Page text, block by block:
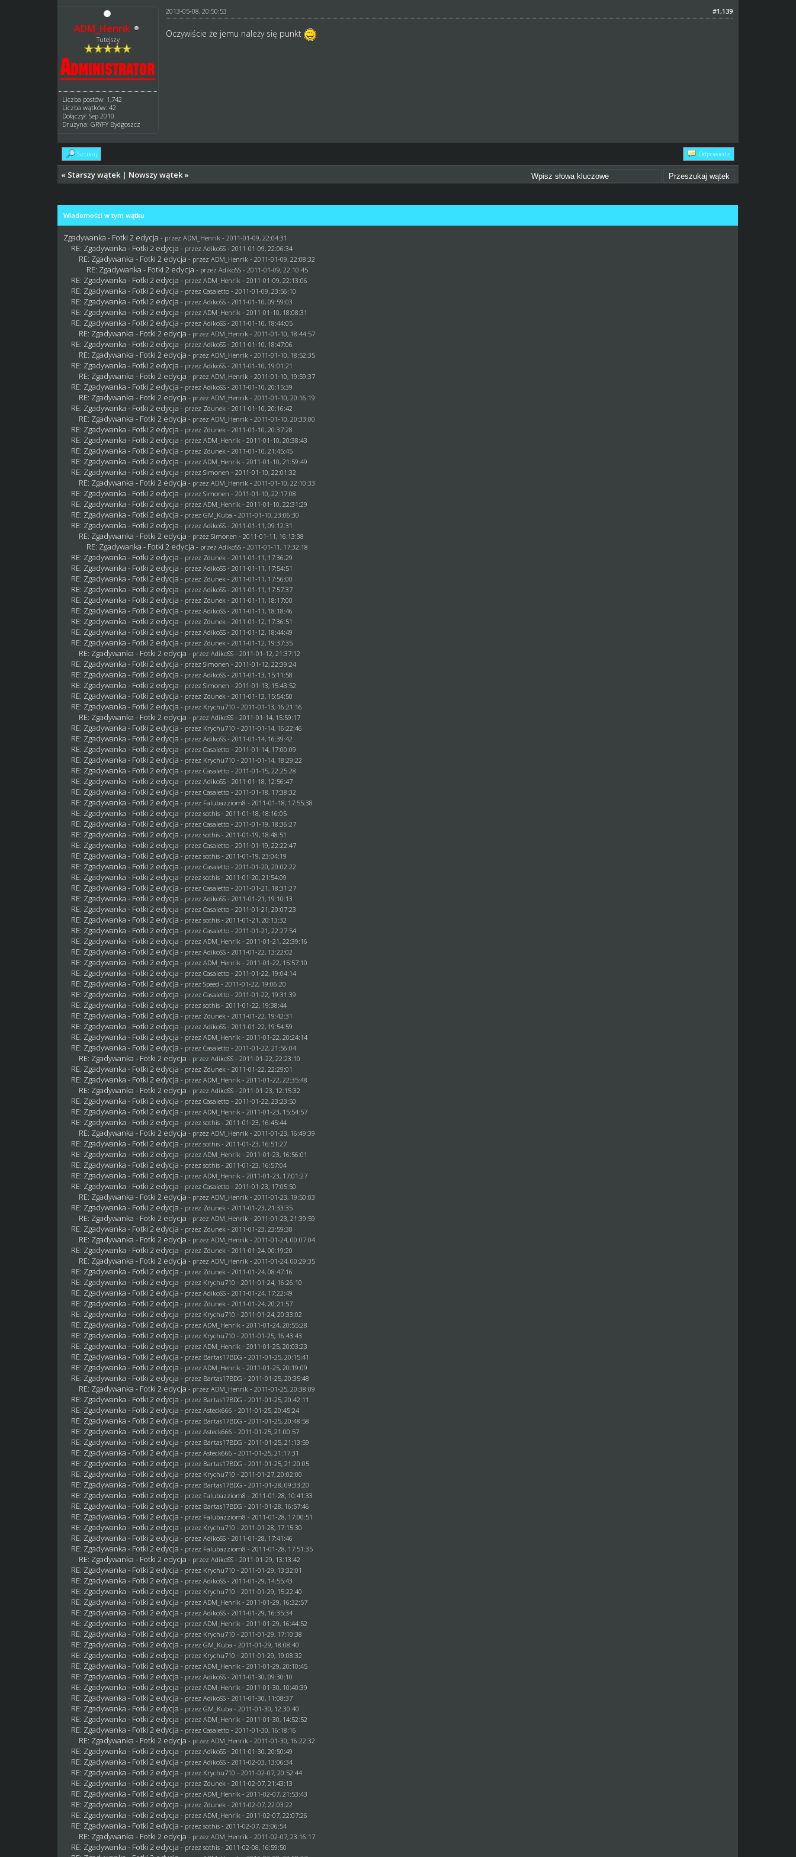
ADM_Henrik
Tutejszy
Liczba postów: 1,742
Liczba wątków: 42
Dołączył: Sep 2010
Drużyna: GRYFY Bydgoszcz
#1,139
2013-05-08, 20:50:53
Oczywiście że jemu należy się punkt
Szukaj Odpowiedz
« Starszy wątek | Nowszy wątek »
Wiadomości w tym wątku
Zgadywanka - Fotki 2 edycja - przezADM_Henrik - 2011-01-09, 22:04:31
RE: Zgadywanka - Fotki 2 edycja - przez AdikoSS - 2011-01-09, 22:06:34
RE: Zgadywanka - Fotki 2 edycja - przezADM_Henrik - 2011-01-09, 22:08:32
RE: Zgadywanka - Fotki 2 edycja - przez AdikoSS - 2011-01-09, 22:10:45
RE: Zgadywanka - Fotki 2 edycja - przezADM_Henrik - 2011-01-09, 22:13:06
RE: Zgadywanka - Fotki 2 edycja - przezCasaletto - 2011-01-09, 23:56:10
RE: Zgadywanka - Fotki 2 edycja - przez AdikoSS - 2011-01-10, 09:59:03
RE: Zgadywanka - Fotki 2 edycja - przezADM_Henrik - 2011-01-10, 18:08:31
RE: Zgadywanka - Fotki 2 edycja - przez AdikoSS - 2011-01-10, 18:44:05
RE: Zgadywanka - Fotki 2 edycja - przezADM_Henrik - 2011-01-10, 18:44:57
RE: Zgadywanka - Fotki 2 edycja - przez AdikoSS - 2011-01-10, 18:47:06
RE: Zgadywanka - Fotki 2 edycja - przezADM_Henrik - 2011-01-10, 18:52:35
RE: Zgadywanka - Fotki 2 edycja - przez AdikoSS - 2011-01-10, 19:01:21
RE: Zgadywanka - Fotki 2 edycja - przezADM_Henrik - 2011-01-10, 19:59:37
RE: Zgadywanka - Fotki 2 edycja - przez AdikoSS - 2011-01-10, 20:15:39
RE: Zgadywanka - Fotki 2 edycja - przezADM_Henrik - 2011-01-10, 20:16:19
RE: Zgadywanka - Fotki 2 edycja - przez Zdunek - 2011-01-10, 20:16:42
RE: Zgadywanka - Fotki 2 edycja - przezADM_Henrik - 2011-01-10, 20:33:00
RE: Zgadywanka - Fotki 2 edycja - przez Zdunek - 2011-01-10, 20:37:28
RE: Zgadywanka - Fotki 2 edycja - przezADM_Henrik - 2011-01-10, 20:38:43
RE: Zgadywanka - Fotki 2 edycja - przez Zdunek - 2011-01-10, 21:45:45
RE: Zgadywanka - Fotki 2 edycja - przezADM_Henrik - 2011-01-10, 21:59:49
RE: Zgadywanka - Fotki 2 edycja - przezSimonen - 2011-01-10, 22:01:32
RE: Zgadywanka - Fotki 2 edycja - przezADM_Henrik - 2011-01-10, 22:10:33
RE: Zgadywanka - Fotki 2 edycja - przezSimonen - 2011-01-10, 22:17:08
RE: Zgadywanka - Fotki 2 edycja - przezADM_Henrik - 2011-01-10, 22:31:29
RE: Zgadywanka - Fotki 2 edycja - przezGM_Kuba - 2011-01-10, 23:06:30
RE: Zgadywanka - Fotki 2 edycja - przez AdikoSS - 2011-01-11, 09:12:31
RE: Zgadywanka - Fotki 2 edycja - przezSimonen - 2011-01-11, 16:13:38
RE: Zgadywanka - Fotki 2 edycja - przez AdikoSS - 2011-01-11, 17:32:18
RE: Zgadywanka - Fotki 2 edycja - przez Zdunek - 2011-01-11, 17:36:29
RE: Zgadywanka - Fotki 2 edycja - przez AdikoSS - 2011-01-11, 17:54:51
RE: Zgadywanka - Fotki 2 edycja - przez Zdunek - 2011-01-11, 17:56:00
RE: Zgadywanka - Fotki 2 edycja - przez AdikoSS - 2011-01-11, 17:57:37
RE: Zgadywanka - Fotki 2 edycja - przez Zdunek - 2011-01-11, 18:17:00
RE: Zgadywanka - Fotki 2 edycja - przez AdikoSS - 2011-01-11, 18:18:46
RE: Zgadywanka - Fotki 2 edycja - przez Zdunek - 2011-01-12, 17:36:51
RE: Zgadywanka - Fotki 2 edycja - przez AdikoSS - 2011-01-12, 18:44:49
RE: Zgadywanka - Fotki 2 edycja - przez Zdunek - 2011-01-12, 19:37:35
RE: Zgadywanka - Fotki 2 edycja - przez AdikoSS - 2011-01-12, 21:37:12
RE: Zgadywanka - Fotki 2 edycja - przezSimonen - 2011-01-12, 22:39:24
RE: Zgadywanka - Fotki 2 edycja - przez AdikoSS - 2011-01-13, 15:11:58
RE: Zgadywanka - Fotki 2 edycja - przezSimonen - 2011-01-13, 15:43:52
RE: Zgadywanka - Fotki 2 edycja - przez Zdunek - 2011-01-13, 15:54:50
RE: Zgadywanka - Fotki 2 edycja - przez Krychu710 - 2011-01-13, 16:21:16
RE: Zgadywanka - Fotki 2 edycja - przez AdikoSS - 2011-01-14, 15:59:17
RE: Zgadywanka - Fotki 2 edycja - przez Krychu710 - 2011-01-14, 16:22:46
RE: Zgadywanka - Fotki 2 edycja - przez AdikoSS - 2011-01-14, 16:39:42
RE: Zgadywanka - Fotki 2 edycja - przezCasaletto - 2011-01-14, 17:00:09
RE: Zgadywanka - Fotki 2 edycja - przez Krychu710 - 2011-01-14, 18:29:22
RE: Zgadywanka - Fotki 2 edycja - przezCasaletto - 2011-01-15, 22:25:28
RE: Zgadywanka - Fotki 2 edycja - przez AdikoSS - 2011-01-18, 12:56:47
RE: Zgadywanka - Fotki 2 edycja - przezCasaletto - 2011-01-18, 17:38:32
RE: Zgadywanka - Fotki 2 edycja - przez Falubazziom8 - 2011-01-18, 17:55:38
RE: Zgadywanka - Fotki 2 edycja - przezsothis - 2011-01-18, 18:16:05
RE: Zgadywanka - Fotki 2 edycja - przezCasaletto - 2011-01-19, 18:36:27
RE: Zgadywanka - Fotki 2 edycja - przezsothis - 2011-01-19, 18:48:51
RE: Zgadywanka - Fotki 2 edycja - przezCasaletto - 2011-01-19, 22:22:47
RE: Zgadywanka - Fotki 2 edycja - przezsothis - 2011-01-19, 23:04:19
RE: Zgadywanka - Fotki 2 edycja - przezCasaletto - 2011-01-20, 20:02:22
RE: Zgadywanka - Fotki 2 edycja - przezsothis - 2011-01-20, 21:54:09
RE: Zgadywanka - Fotki 2 edycja - przezCasaletto - 2011-01-21, 18:31:27
RE: Zgadywanka - Fotki 2 edycja - przez AdikoSS - 2011-01-21, 19:10:13
RE: Zgadywanka - Fotki 2 edycja - przezCasaletto - 2011-01-21, 20:07:23
RE: Zgadywanka - Fotki 2 edycja - przezsothis - 2011-01-21, 20:13:32
RE: Zgadywanka - Fotki 2 edycja - przezCasaletto - 2011-01-21, 22:27:54
RE: Zgadywanka - Fotki 2 edycja - przezADM_Henrik - 2011-01-21, 22:39:16
RE: Zgadywanka - Fotki 2 edycja - przez AdikoSS - 2011-01-22, 13:22:02
RE: Zgadywanka - Fotki 2 edycja - przezADM_Henrik - 2011-01-22, 15:57:10
RE: Zgadywanka - Fotki 2 edycja - przezCasaletto - 2011-01-22, 19:04:14
RE: Zgadywanka - Fotki 2 edycja - przezSpeed - 2011-01-22, 19:06:20
RE: Zgadywanka - Fotki 2 edycja - przezCasaletto - 2011-01-22, 19:31:39
RE: Zgadywanka - Fotki 2 edycja - przezsothis - 2011-01-22, 19:38:44
RE: Zgadywanka - Fotki 2 edycja - przez Zdunek - 2011-01-22, 19:42:31
RE: Zgadywanka - Fotki 2 edycja - przez AdikoSS - 2011-01-22, 19:54:59
RE: Zgadywanka - Fotki 2 edycja - przezADM_Henrik - 2011-01-22, 20:24:14
RE: Zgadywanka - Fotki 2 edycja - przezCasaletto - 2011-01-22, 21:56:04
RE: Zgadywanka - Fotki 2 edycja - przez AdikoSS - 2011-01-22, 22:23:10
RE: Zgadywanka - Fotki 2 edycja - przez Zdunek - 2011-01-22, 22:29:01
RE: Zgadywanka - Fotki 2 edycja - przezADM_Henrik - 2011-01-22, 22:35:48
RE: Zgadywanka - Fotki 2 edycja - przez AdikoSS - 2011-01-23, 12:15:32
RE: Zgadywanka - Fotki 2 edycja - przezCasaletto - 2011-01-22, 23:23:50
RE: Zgadywanka - Fotki 2 edycja - przezADM_Henrik - 2011-01-23, 15:54:57
RE: Zgadywanka - Fotki 2 edycja - przezsothis - 2011-01-23, 16:45:44
RE: Zgadywanka - Fotki 2 edycja - przezADM_Henrik - 2011-01-23, 16:49:39
RE: Zgadywanka - Fotki 2 edycja - przezsothis - 2011-01-23, 16:51:27
RE: Zgadywanka - Fotki 2 edycja - przezADM_Henrik - 2011-01-23, 16:56:01
RE: Zgadywanka - Fotki 2 edycja - przezsothis - 2011-01-23, 16:57:04
RE: Zgadywanka - Fotki 2 edycja - przezADM_Henrik - 2011-01-23, 17:01:27
RE: Zgadywanka - Fotki 2 edycja - przezCasaletto - 2011-01-23, 17:05:50
RE: Zgadywanka - Fotki 2 edycja - przezADM_Henrik - 2011-01-23, 19:50:03
RE: Zgadywanka - Fotki 2 edycja - przez Zdunek - 2011-01-23, 21:33:35
RE: Zgadywanka - Fotki 2 edycja - przezADM_Henrik - 2011-01-23, 21:39:59
RE: Zgadywanka - Fotki 2 edycja - przez Zdunek - 2011-01-23, 23:59:38
RE: Zgadywanka - Fotki 2 edycja - przezADM_Henrik - 2011-01-24, 00:07:04
RE: Zgadywanka - Fotki 2 edycja - przez Zdunek - 2011-01-24, 00:19:20
RE: Zgadywanka - Fotki 2 edycja - przezADM_Henrik - 2011-01-24, 00:29:35
RE: Zgadywanka - Fotki 2 edycja - przez Zdunek - 2011-01-24, 08:47:16
RE: Zgadywanka - Fotki 2 edycja - przez Krychu710 - 2011-01-24, 16:26:10
RE: Zgadywanka - Fotki 2 edycja - przez AdikoSS - 2011-01-24, 17:22:49
RE: Zgadywanka - Fotki 2 edycja - przez Zdunek - 2011-01-24, 20:21:57
RE: Zgadywanka - Fotki 2 edycja - przez Krychu710 - 2011-01-24, 20:33:02
RE: Zgadywanka - Fotki 2 edycja - przezADM_Henrik - 2011-01-24, 20:55:28
RE: Zgadywanka - Fotki 2 edycja - przez Krychu710 - 2011-01-25, 16:43:43
RE: Zgadywanka - Fotki 2 edycja - przezADM_Henrik - 2011-01-25, 20:03:23
RE: Zgadywanka - Fotki 2 edycja - przez Bartas17BDG - 2011-01-25, 20:15:41
RE: Zgadywanka - Fotki 2 edycja - przezADM_Henrik - 2011-01-25, 20:19:09
RE: Zgadywanka - Fotki 2 edycja - przez Bartas17BDG - 2011-01-25, 20:35:48
RE: Zgadywanka - Fotki 2 edycja - przezADM_Henrik - 2011-01-25, 20:38:09
RE: Zgadywanka - Fotki 2 edycja - przez Bartas17BDG - 2011-01-25, 20:42:11
RE: Zgadywanka - Fotki 2 edycja - przez Asteck666 - 2011-01-25, 20:45:24
RE: Zgadywanka - Fotki 2 edycja - przez Bartas17BDG - 2011-01-25, 20:48:58
RE: Zgadywanka - Fotki 2 edycja - przez Asteck666 - 2011-01-25, 21:00:57
RE: Zgadywanka - Fotki 2 edycja - przez Bartas17BDG - 2011-01-25, 21:13:59
RE: Zgadywanka - Fotki 2 edycja - przez Asteck666 - 2011-01-25, 21:17:31
RE: Zgadywanka - Fotki 2 edycja - przez Bartas17BDG - 2011-01-25, 21:20:05
RE: Zgadywanka - Fotki 2 edycja - przez Krychu710 - 2011-01-27, 20:02:00
RE: Zgadywanka - Fotki 2 edycja - przez Bartas17BDG - 2011-01-28, 09:33:20
RE: Zgadywanka - Fotki 2 edycja - przez Falubazziom8 - 2011-01-28, 10:41:33
RE: Zgadywanka - Fotki 2 edycja - przez Bartas17BDG - 2011-01-28, 16:57:46
RE: Zgadywanka - Fotki 2 edycja - przez Falubazziom8 - 2011-01-28, 17:00:51
RE: Zgadywanka - Fotki 2 edycja - przez Krychu710 - 2011-01-28, 17:15:30
RE: Zgadywanka - Fotki 2 edycja - przez AdikoSS - 2011-01-28, 17:41:46
RE: Zgadywanka - Fotki 2 edycja - przez Falubazziom8 - 2011-01-28, 17:51:35
RE: Zgadywanka - Fotki 2 edycja - przez AdikoSS - 2011-01-29, 13:13:42
RE: Zgadywanka - Fotki 2 edycja - przez Krychu710 - 2011-01-29, 13:32:01
RE: Zgadywanka - Fotki 2 edycja - przez AdikoSS - 2011-01-29, 14:55:43
RE: Zgadywanka - Fotki 2 edycja - przez Krychu710 - 2011-01-29, 15:22:40
RE: Zgadywanka - Fotki 2 edycja - przezADM_Henrik - 2011-01-29, 16:32:57
RE: Zgadywanka - Fotki 2 edycja - przez AdikoSS - 2011-01-29, 16:35:34
RE: Zgadywanka - Fotki 2 edycja - przezADM_Henrik - 2011-01-29, 16:44:52
RE: Zgadywanka - Fotki 2 edycja - przez Krychu710 - 2011-01-29, 17:10:38
RE: Zgadywanka - Fotki 2 edycja - przezGM_Kuba - 2011-01-29, 18:08:40
RE: Zgadywanka - Fotki 2 edycja - przez Krychu710 - 2011-01-29, 19:08:32
RE: Zgadywanka - Fotki 2 edycja - przezADM_Henrik - 2011-01-29, 20:10:45
RE: Zgadywanka - Fotki 2 edycja - przez AdikoSS - 2011-01-30, 09:30:10
RE: Zgadywanka - Fotki 2 edycja - przezADM_Henrik - 2011-01-30, 10:40:39
RE: Zgadywanka - Fotki 2 edycja - przez AdikoSS - 2011-01-30, 11:08:37
RE: Zgadywanka - Fotki 2 edycja - przezGM_Kuba - 2011-01-30, 12:30:40
RE: Zgadywanka - Fotki 2 edycja - przezADM_Henrik - 2011-01-30, 14:52:52
RE: Zgadywanka - Fotki 2 edycja - przezCasaletto - 2011-01-30, 16:18:16
RE: Zgadywanka - Fotki 2 edycja - przezADM_Henrik - 2011-01-30, 16:22:32
RE: Zgadywanka - Fotki 2 edycja - przez AdikoSS - 2011-01-30, 20:50:49
RE: Zgadywanka - Fotki 2 edycja - przez AdikoSS - 2011-02-03, 13:06:34
RE: Zgadywanka - Fotki 2 edycja - przez Krychu710 - 2011-02-07, 20:52:44
RE: Zgadywanka - Fotki 2 edycja - przez Zdunek - 2011-02-07, 21:43:13
RE: Zgadywanka - Fotki 2 edycja - przezADM_Henrik - 2011-02-07, 21:53:43
RE: Zgadywanka - Fotki 2 edycja - przez Zdunek - 2011-02-07, 22:03:22
RE: Zgadywanka - Fotki 2 edycja - przezADM_Henrik - 2011-02-07, 22:07:26
RE: Zgadywanka - Fotki 2 edycja - przezsothis - 2011-02-07, 23:06:54
RE: Zgadywanka - Fotki 2 edycja - przezADM_Henrik - 2011-02-07, 23:16:17
RE: Zgadywanka - Fotki 2 edycja - przezsothis - 2011-02-08, 16:59:50